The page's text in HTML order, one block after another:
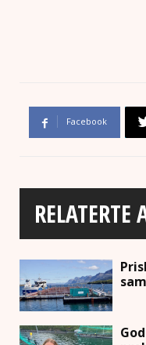
Facebook
RELATERTE